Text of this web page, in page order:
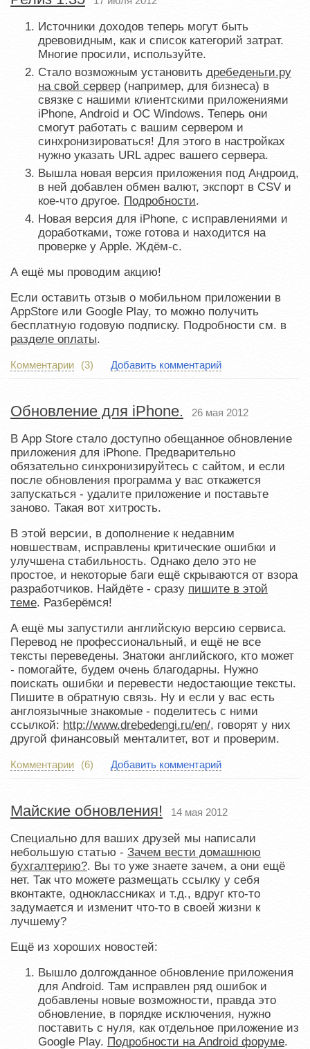
Источники доходов теперь могут быть
древовидным, как и список категорий затрат.
Многие просили, используйте.
Стало возможным установить дребеденьги.ру
на свой сервер (например, для бизнеса) в
связке с нашими клиентскими приложениями
iPhone, Android и ОС Windows. Теперь они
смогут работать с вашим сервером и
синхронизироваться! Для этого в настройках
нужно указать URL адрес вашего сервера.
Вышла новая версия приложения под Андроид,
в ней добавлен обмен валют, экспорт в CSV и
кое-что другое. Подробности.
Новая версия для iPhone, с исправлениями и
доработками, тоже готова и находится на
проверке у Apple. Ждём-с.
А ещё мы проводим акцию!
Если оставить отзыв о мобильном приложении в
AppStore или Google Play, то можно получить
бесплатную годовую подписку. Подробности см. в
разделе оплаты.
Комментарии (3) Добавить комментарий
Обновление для iPhone. 26 мая 2012
В App Store стало доступно обещанное обновление
приложения для iPhone. Предварительно
обязательно синхронизируйтесь с сайтом, и если
после обновления программа у вас откажется
запускаться - удалите приложение и поставьте
заново. Такая вот хитрость.
В этой версии, в дополнение к недавним
новшествам, исправлены критические ошибки и
улучшена стабильность. Однако дело это не
простое, и некоторые баги ещё скрываются от взора
разработчиков. Найдёте - сразу пишите в этой
теме. Разберёмся!
А ещё мы запустили английскую версию сервиса.
Перевод не профессиональный, и ещё не все
тексты переведены. Знатоки английского, кто может
- помогайте, будем очень благодарны. Нужно
поискать ошибки и перевести недостающие тексты.
Пишите в обратную связь. Ну и если у вас есть
англоязычные знакомые - поделитесь с ними
ссылкой: http://www.drebedengi.ru/en/, говорят у них
другой финансовый менталитет, вот и проверим.
Комментарии (6) Добавить комментарий
Майские обновления! 14 мая 2012
Специально для ваших друзей мы написали
небольшую статью - Зачем вести домашнюю
бухгалтерию?. Вы то уже знаете зачем, а они ещё
нет. Так что можете размещать ссылку у себя
вконтакте, одноклассниках и т.д., вдруг кто-то
задумается и изменит что-то в своей жизни к
лучшему?
Ещё из хороших новостей:
Вышло долгожданное обновление приложения
для Android. Там исправлен ряд ошибок и
добавлены новые возможности, правда это
обновление, в порядке исключения, нужно
поставить с нуля, как отдельное приложение из
Google Play. Подробности на Android форуме.